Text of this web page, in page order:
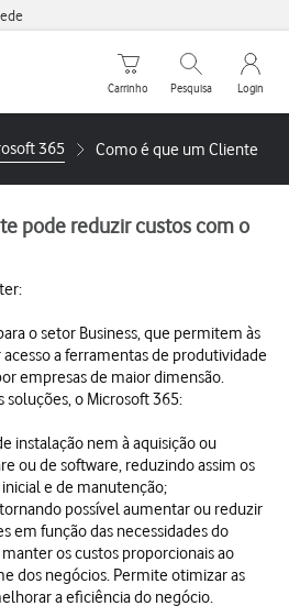
Carrinho de compras
Carrinho
Pesquisar
Pesquisa
My
Login
365 Como é que um Cliente
pode reduzir custos com o
o setor Business, que permitem às
a ferramentas de produtividade
empresas de maior dimensão.
o Microsoft 365:
instalação nem à aquisição ou
ou de software, reduzindo assim os
e de manutenção;
possível aumentar ou reduzir
em função das necessidades do
os custos proporcionais ao
dos negócios. Permite otimizar as
a eficiência do negócio.